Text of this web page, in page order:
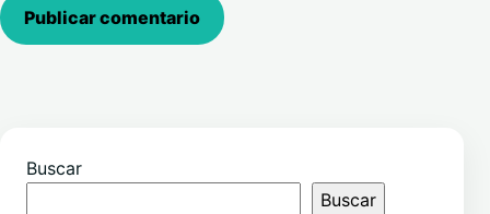
Buscar
Buscar